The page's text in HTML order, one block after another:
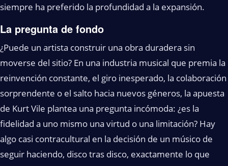
siempre ha preferido la profundidad a la expansión.
La pregunta de fondo
¿Puede un artista construir una obra duradera sin
moverse del sitio? En una industria musical que premia la
reinvención constante, el giro inesperado, la colaboración
sorprendente o el salto hacia nuevos géneros, la apuesta
de Kurt Vile plantea una pregunta incómoda: ¿es la
fidelidad a uno mismo una virtud o una limitación? Hay
algo casi contracultural en la decisión de un músico de
seguir haciendo, disco tras disco, exactamente lo que